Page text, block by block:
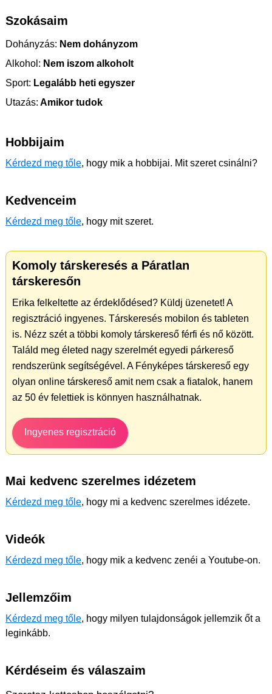
Szokásaim
Dohányzás: Nem dohányzom
Alkohol: Nem iszom alkoholt
Sport: Legalább heti egyszer
Utazás: Amikor tudok
Hobbijaim
Kérdezd meg tőle, hogy mik a hobbijai. Mit szeret csinálni?
Kedvenceim
Kérdezd meg tőle, hogy mit szeret.
Komoly társkeresés a Páratlan
társkeresőn
Erika felkeltette az érdeklődésed? Küldj üzenetet! A
regisztráció ingyenes. Társkeresés mobilon és tableten
is. Nézz szét a többi komoly társkereső férfi és nő között.
Találd meg életed nagy szerelmét egyedi párkereső
rendszerünk segítségével. A Fényképes társkereső egy
olyan online társkereső amit nem csak a fiatalok, hanem
az 50 év felettiek is könnyen használhatnak.
Ingyenes regisztráció
Mai kedvenc szerelmes idézetem
Kérdezd meg tőle, hogy mi a kedvenc szerelmes idézete.
Videók
Kérdezd meg tőle, hogy mik a kedvenc zenéi a Youtube-on.
Jellemzőim
Kérdezd meg tőle, hogy milyen tulajdonságok jellemzik őt a
leginkább.
Kérdéseim és válaszaim